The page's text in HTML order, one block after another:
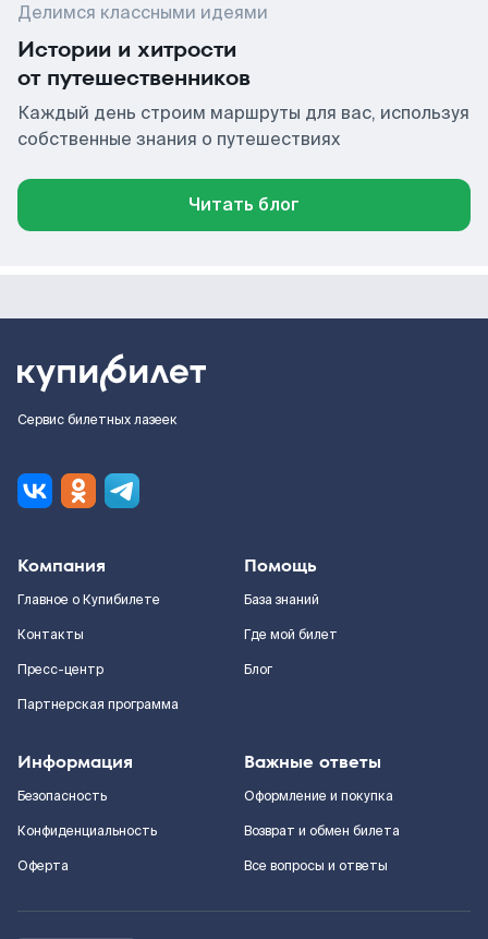
Делимся классными идеями
Истории и хитрости
от путешественников
Каждый день строим маршруты для вас, используя
собственные знания о путешествиях
Читать блог
Сервис билетных лазеек
Компания
Главное о Купибилете
Контакты
Пресс-центр
Партнерская программа
Помощь
База знаний
Где мой билет
Блог
Информация
Безопасность
Конфиденциальность
Оферта
Важные ответы
Оформление и покупка
Возврат и обмен билета
Все вопросы и ответы